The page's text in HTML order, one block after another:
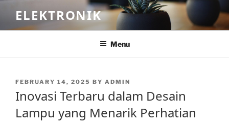
content
ELEKTRONIK
Menu
POSTED
FEBRUARY 14, 2025 BY ADMIN
Inovasi Terbaru dalam Desain
Lampu yang Menarik Perhatian